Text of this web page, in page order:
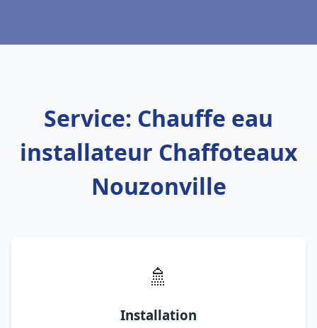
Service: Chauffe eau
installateur Chaffoteaux
Nouzonville
🚿
Installation